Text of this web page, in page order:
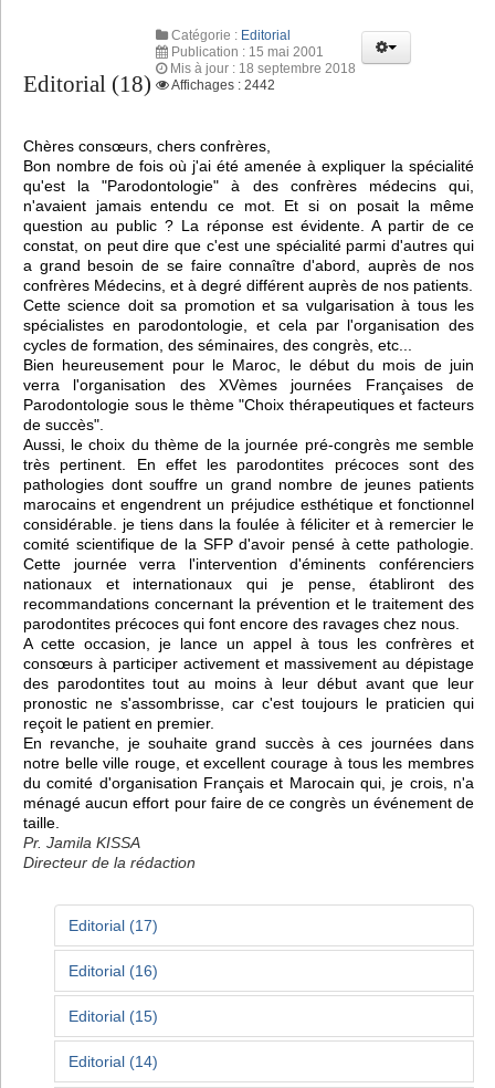
Editorial (18)
Catégorie : Editorial
Publication : 15 mai 2001
Mis à jour : 18 septembre 2018
Affichages : 2442
Chères consœurs, chers confrères,
Bon nombre de fois où j'ai été amenée à expliquer la spécialité
qu'est la "Parodontologie" à des confrères médecins qui,
n'avaient jamais entendu ce mot. Et si on posait la même
question au public ? La réponse est évidente. A partir de ce
constat, on peut dire que c'est une spécialité parmi d'autres qui
a grand besoin de se faire connaître d'abord, auprès de nos
confrères Médecins, et à degré différent auprès de nos patients.
Cette science doit sa promotion et sa vulgarisation à tous les
spécialistes en parodontologie, et cela par l'organisation des
cycles de formation, des séminaires, des congrès, etc...
Bien heureusement pour le Maroc, le début du mois de juin
verra l'organisation des XVèmes journées Françaises de
Parodontologie sous le thème "Choix thérapeutiques et facteurs
de succès".
Aussi, le choix du thème de la journée pré-congrès me semble
très pertinent. En effet les parodontites précoces sont des
pathologies dont souffre un grand nombre de jeunes patients
marocains et engendrent un préjudice esthétique et fonctionnel
considérable. je tiens dans la foulée à féliciter et à remercier le
comité scientifique de la SFP d'avoir pensé à cette pathologie.
Cette journée verra l'intervention d'éminents conférenciers
nationaux et internationaux qui je pense, établiront des
recommandations concernant la prévention et le traitement des
parodontites précoces qui font encore des ravages chez nous.
A cette occasion, je lance un appel à tous les confrères et
consœurs à participer activement et massivement au dépistage
des parodontites tout au moins à leur début avant que leur
pronostic ne s'assombrisse, car c'est toujours le praticien qui
reçoit le patient en premier.
En revanche, je souhaite grand succès à ces journées dans
notre belle ville rouge, et excellent courage à tous les membres
du comité d'organisation Français et Marocain qui, je crois, n'a
ménagé aucun effort pour faire de ce congrès un événement de
taille.
Pr. Jamila KISSA
Directeur de la rédaction
Editorial (17)
Editorial (16)
Editorial (15)
Editorial (14)